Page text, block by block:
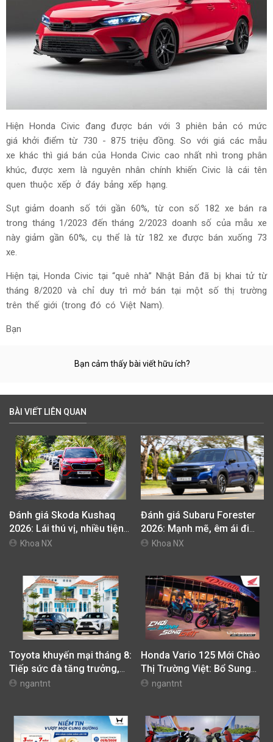
Hiện Honda Civic đang được bán với 3 phiên bản có mức
giá khởi điểm từ 730 - 875 triệu đồng. So với giá các mẫu
xe khác thì giá bán của Honda Civic cao nhất nhì trong phân
khúc, được xem là nguyên nhân chính khiến Civic là cái tên
quen thuộc xếp ở đáy bảng xếp hạng.
Sụt giảm doanh số tới gần 60%, từ con số 182 xe bán ra
trong tháng 1/2023 đến tháng 2/2023 doanh số của mẫu xe
này giảm gần 60%, cụ thể là từ 182 xe được bán xuống 73
xe.
Hiện tại, Honda Civic tại “quê nhà” Nhật Bản đã bị khai tử từ
tháng 8/2020 và chỉ duy trì mở bán tại một số thị trường
trên thế giới (trong đó có Việt Nam).
Bạn
Bạn cảm thấy bài viết hữu ích?
BÀI VIẾT LIÊN QUAN
Đánh giá Skoda Kushaq
2026: Lái thú vị, nhiều tiện
nghi, giá cạnh tranh
Khoa NX
Đánh giá Subaru Forester
2026: Mạnh mẽ, êm ái đi
cùng hệ thống ADAS hoàn
Khoa NX
Toyota khuyến mại tháng 8:
Tiếp sức đà tăng trưởng,
tối ưu chi phí mua xe
ngantnt
Honda Vario 125 Mới Chào
Thị Trường Việt: Bổ Sung
Phiên Bản Street, Giá Từ
ngantnt